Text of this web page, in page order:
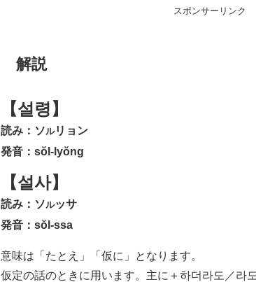
スポンサーリンク
解説
【설령】
読み：ソルリョン
発音：sŏl-lyŏng
【설사】
読み：ソルッサ
発音：sŏl-ssa
意味は「たとえ」「仮に」となります。
仮定の話のときに用います。主に＋하더라도／라